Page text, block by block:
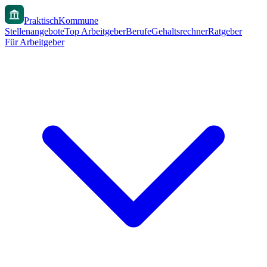
PraktischKommune
StellenangeboteTop ArbeitgeberBerufeGehaltsrechnerRatgeber
Für Arbeitgeber